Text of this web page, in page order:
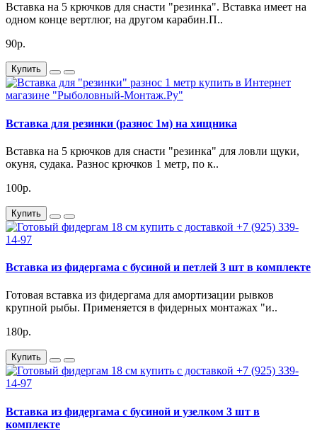
Вставка на 5 крючков для снасти "резинка". Вставка имеет на
одном конце вертлюг, на другом карабин.П..
90р.
Купить
Вставка для резинки (разнос 1м) на хищника
Вставка на 5 крючков для снасти "резинка" для ловли щуки,
окуня, судака. Разнос крючков 1 метр, по к..
100р.
Купить
Вставка из фидергама с бусиной и петлей 3 шт в комплекте
Готовая вставка из фидергама для амортизации рывков
крупной рыбы. Применяется в фидерных монтажах "и..
180р.
Купить
Вставка из фидергама с бусиной и узелком 3 шт в
комплекте